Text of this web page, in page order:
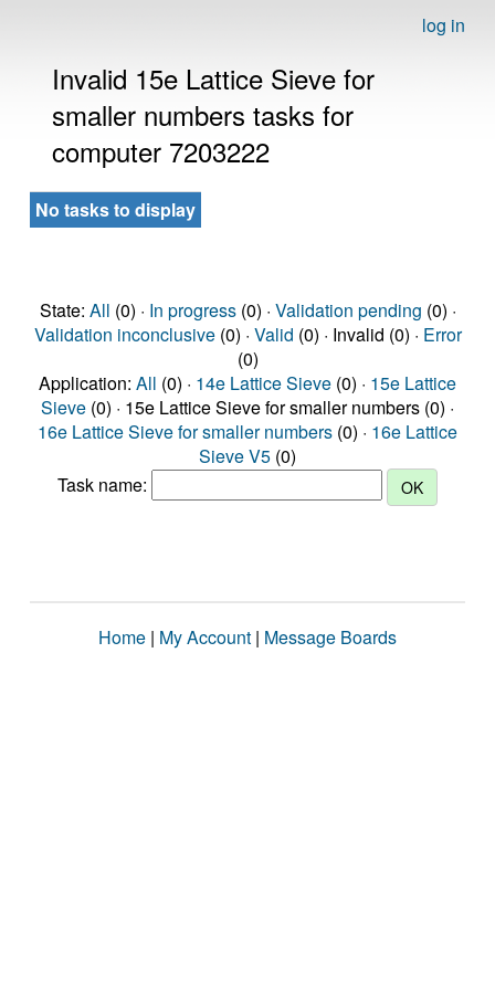
log in
Invalid 15e Lattice Sieve for
smaller numbers tasks for
computer 7203222
No tasks to display
State: All (0) · In progress(0) · Validation pending (0) ·
Validation inconclusive(0) · Valid (0) · Invalid (0) · Error
(0)
Application: All (0) · 14e Lattice Sieve (0) · 15e Lattice
Sieve (0) · 15e Lattice Sieve for smaller numbers (0) ·
16e Lattice Sieve for smaller numbers (0) · 16e Lattice
Sieve V5 (0)
Task name:
Home | My Account | Message Boards